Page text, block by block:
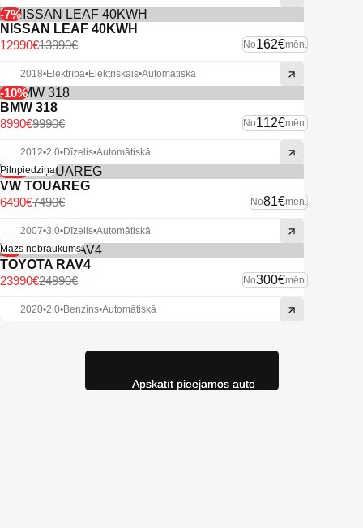
-7%
NISSAN LEAF 40KWH
No162€mēn.
13990€
12990€
2018•Elektrība•Elektriskais•Automātiskā
-10%
BMW 318
No112€mēn.
9990€
8990€
2012•2.0•Dīzelis•Automātiskā
-13%
Pilnpiedziņa
VW TOUAREG
No81€mēn.
7490€
6490€
2007•3.0•Dīzelis•Automātiskā
-4%
Mazs nobraukums
TOYOTA RAV4
No300€mēn.
24990€
23990€
2020•2.0•Benzīns•Automātiskā